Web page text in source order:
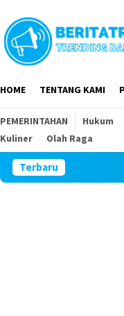
HOME TENTANG KAMI
PEMERINTAHAN Hukum
Kuliner
Olah Raga
Terbaru